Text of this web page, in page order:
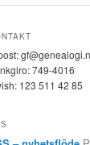
749-4016
123 511 42 85